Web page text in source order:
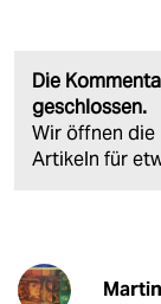
Die
geschlossen.
Wir öffnen
Artikeln für